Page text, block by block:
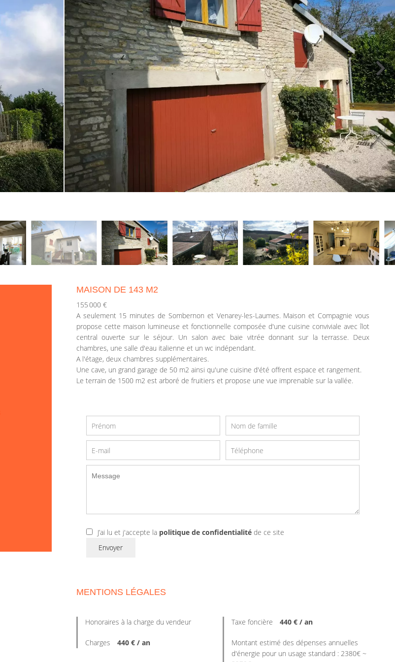
MAISON DE 143 M2
155 000 €
A seulement 15 minutes de Sombernon et Venarey-les-Laumes. Maison et Compagnie vous
propose cette maison lumineuse et fonctionnelle composée d'une cuisine conviviale avec îlot
central ouverte sur le séjour. Un salon avec baie vitrée donnant sur la terrasse. Deux
chambres, une salle d'eau italienne et un wc indépendant.
A l'étage, deux chambres supplémentaires.
Une cave, un grand garage de 50 m2 ainsi qu'une cuisine d'été offrent espace et rangement.
Le terrain de 1500 m2 est arboré de fruitiers et propose une vue imprenable sur la vallée.
J’ai lu et j'accepte la politique de confidentialitéde ce site
Envoyer
MENTIONS LÉGALES
Honoraires à la charge du vendeur Taxe foncière 440 € / an
Charges 440 € / an
Montant estimé des dépenses annuelles
d'énergie pour un usage standard : 2380€ ~